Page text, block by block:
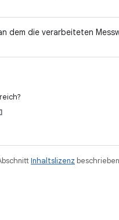
dem die verarbeiteten
Inhaltslizenz